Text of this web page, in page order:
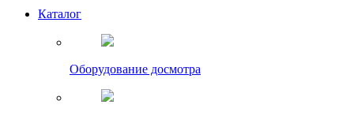
Каталог
Оборудование досмотра